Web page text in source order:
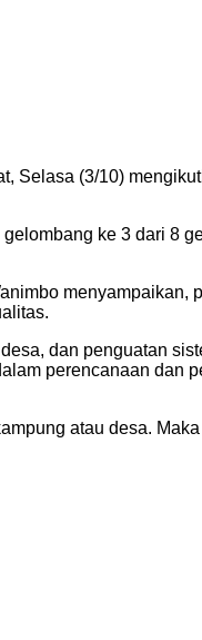
Selasa (3/10)
ke 3 dari 8
menyampaikan,
dan penguatan
perencanaan dan
atau desa.